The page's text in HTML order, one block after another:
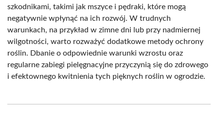
szkodnikami, takimi jak mszyce i pędraki, które mogą
negatywnie wpłynąć na ich rozwój. W trudnych
warunkach, na przykład w zimne dni lub przy nadmiernej
wilgotności, warto rozważyć dodatkowe metody ochrony
roślin. Dbanie o odpowiednie warunki wzrostu oraz
regularne zabiegi pielęgnacyjne przyczynią się do zdrowego
i efektownego kwitnienia tych pięknych roślin w ogrodzie.